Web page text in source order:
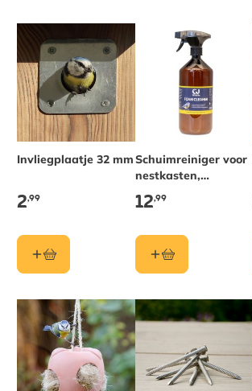
Invliegplaatje 32 mm
2,99
Schuimreiniger voor
nestkasten,
vogelbaden en
voedersystemen
12,99